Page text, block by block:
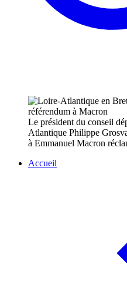
Le président du conseil
Atlantique Philippe
à Emmanuel Macron
Accueil